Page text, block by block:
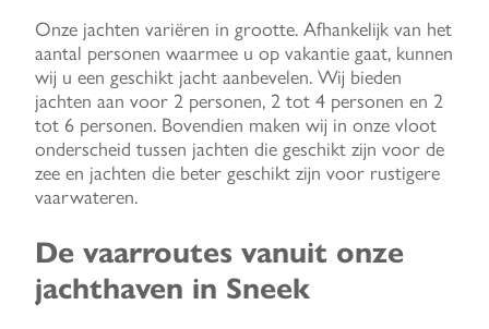
Onze jachten variëren in grootte. Afhankelijk van het
aantal personen waarmee u op vakantie gaat, kunnen
wij u een geschikt jacht aanbevelen. Wij bieden
jachten aan voor 2 personen, 2 tot 4 personen en 2
tot 6 personen. Bovendien maken wij in onze vloot
onderscheid tussen jachten die geschikt zijn voor de
zee en jachten die beter geschikt zijn voor rustigere
vaarwateren.
De vaarroutes vanuit onze
jachthaven in Sneek